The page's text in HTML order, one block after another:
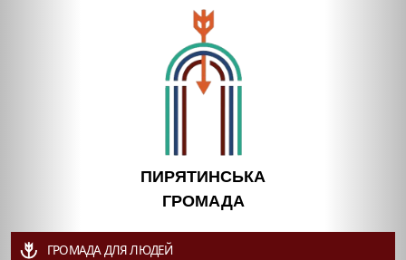
ПИРЯТИНСЬКА
ГРОМАДА
ГРОМАДА ДЛЯ ЛЮДЕЙ